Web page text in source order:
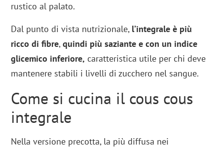
rustico al palato.
Dal punto di vista nutrizionale, l’integrale è più
ricco di fibre,quindi più saziante e con un indice
glicemico inferiore, caratteristica utile per chi deve
mantenere stabili i livelli di zucchero nel sangue.
Come si cucina il cous cous
integrale
Nella versione precotta, la più diffusa nei